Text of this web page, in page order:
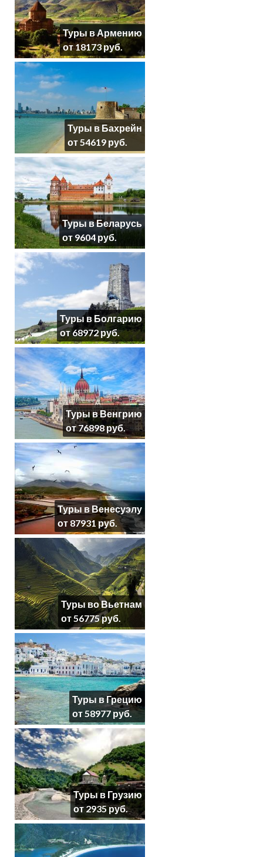
Туры в Армению
от 18173 руб.
Туры в Бахрейн
от 54619 руб.
Туры в Беларусь
от 9604 руб.
Туры в Болгарию
от 68972 руб.
Туры в Венгрию
от 76898 руб.
Туры в Венесуэлу
от 87931 руб.
Туры во Вьетнам
от 56775 руб.
Туры в Грецию
от 58977 руб.
Туры в Грузию
от 2935 руб.